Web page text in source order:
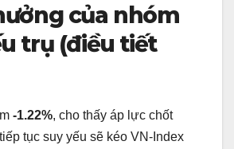
của nhóm
trụ (điều tiết
-1.22%, cho thấy áp lực chốt
tục suy yếu sẽ kéo VN-Index